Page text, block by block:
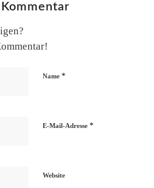
Name*
E-Mail-Adresse*
Website